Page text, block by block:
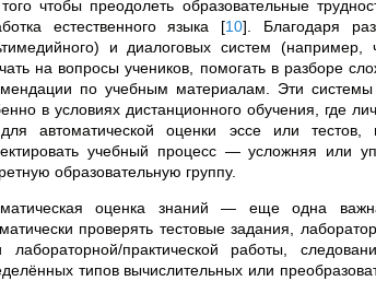
чтобы преодолеть образовательные
естественного языка [10] . Благодаря
и диалоговых систем
на вопросы учеников, помогать в разборе
по учебным материалам. Эти
в условиях дистанционного обучения, где
автоматической оценки эссе или тестов,
учебный процесс — усложняя или
образовательную группу.
оценка знаний — еще одна
проверять тестовые задания,
лабораторной/практической работы,
типов вычислительных или